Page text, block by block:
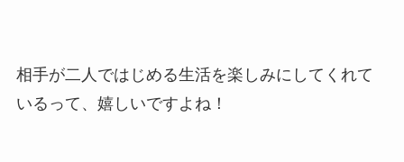
相手が二人ではじめる生活を楽しみにしてくれて
いるって、嬉しいですよね！